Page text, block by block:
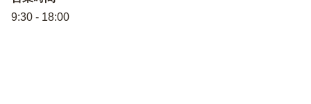
9:30 - 18:00